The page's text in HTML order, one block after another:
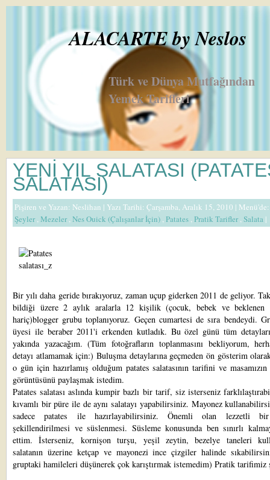
ALACARTE by Neslos
Türk ve Dünya Mutfağından
Yemek Tarifleri
YENİ YIL SALATASI
SALATASI)
Pişiren ve Yazan: Neslihan | Yazı Tarihi: Çarşamba, Aralık 15, 2010 |
Şeyler,Mezeler,Nes Ouick (Çalışanlar İçin) ,Patates ,Pratik Tarifler,Salata |
Bir yılı daha geride bırakıyoruz, zaman uçup giderken 2011 de geliyor.
bildiği üzere 2 aylık aralarla 12 kişilik (çocuk, bebek ve beklenen
hariç)blogger grubu toplanıyoruz. Geçen cumartesi de sıra bendeydi.
üyesi ile beraber 2011'i erkenden kutladık. Bu özel günü tüm
yakında yazacağım. (Tüm fotoğrafların toplanmasını bekliyorum,
detayı atlamamak için:) Buluşma detaylarına geçmeden ön gösterim
o gün için hazırlamış olduğum patates salatasının tarifini ve
görüntüsünü paylaşmak istedim.
Patates salatası aslında kumpir bazlı bir tarif, siz isterseniz
kıvamlı bir püre ile de aynı salatayı yapabilirsiniz. Mayonez
sadece patates ile hazırlayabilirsiniz. Önemli olan lezzetli bir
şekillendirilmesi ve süslenmesi. Süsleme konusunda ben sınırlı
ettim. İsterseniz, kornişon turşu, yeşil zeytin, bezelye taneleri
salatanın üzerine ketçap ve mayonezi ince çizgiler halinde
gruptaki hamileleri düşünerek çok karıştırmak istemedim) Pratik tarifimiz